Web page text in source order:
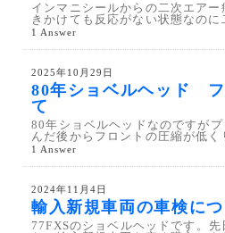
インマニシールからの二次エア
きかけても反応がない状態なの
1 Answer
2025年10月29日
80年ショベルヘッド
て
80年ショベルヘッドなのですが
んだ後からフロントの圧縮が低
1 Answer
2024年11月4日
輸入新規車両の車検に
77FXSのショベルヘッドです。